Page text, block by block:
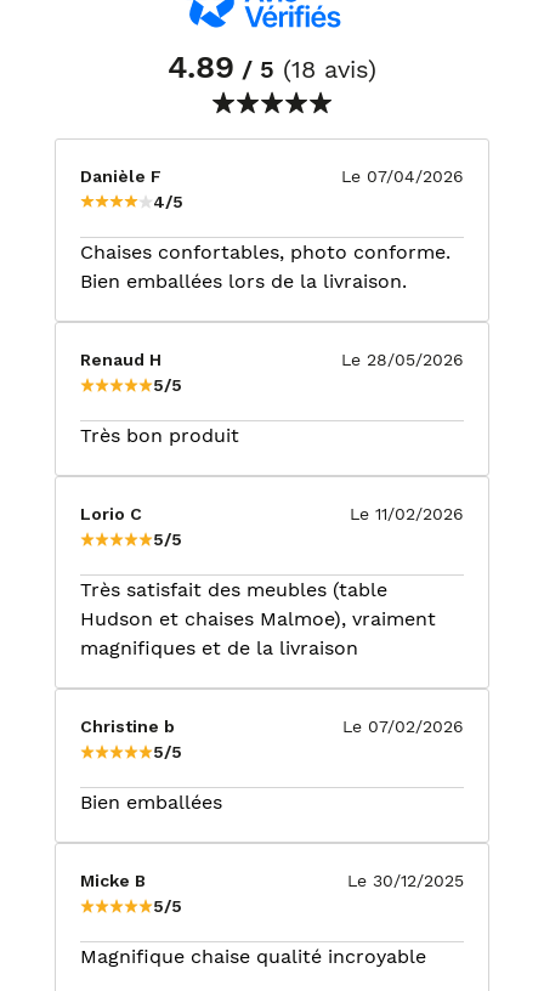
4.89 / 5 (18 avis)
Danièle F
4/5
Le 07/04/2026
Chaises confortables, photo conforme.
Bien emballées lors de la livraison.
Renaud H
5/5
Le 28/05/2026
Très bon produit
Lorio C
5/5
Le 11/02/2026
Très satisfait des meubles (table
Hudson et chaises Malmoe), vraiment
magnifiques et de la livraison
Christine b
5/5
Le 07/02/2026
Bien emballées
Micke B
5/5
Le 30/12/2025
Magnifique chaise qualité incroyable